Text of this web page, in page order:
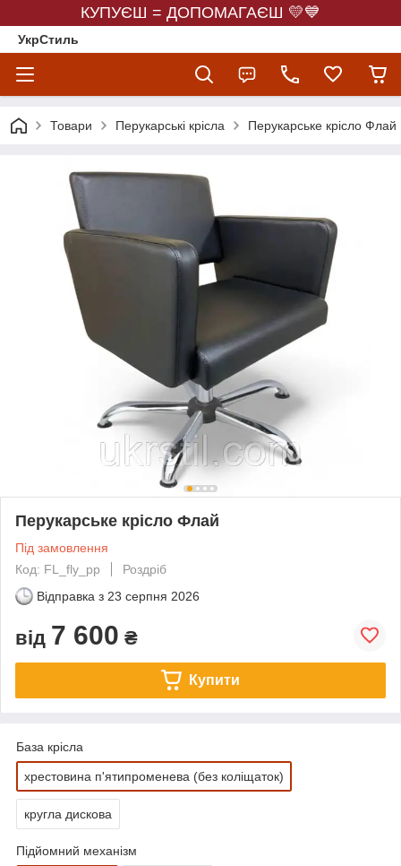
КУПУЄШ = ДОПОМАГАЄШ 💛💙
УкрСтиль
Товари Перукарські крісла Перукарське крісло Флай
Перукарське крісло Флай
Під замовлення
Код: FL_fly_pp
Роздріб
Відправка з 23 серпня 2026
від 7 600 ₴
Купити
База крісла
хрестовина п'ятипроменева (без коліщаток)
кругла дискова
Підйомний механізм